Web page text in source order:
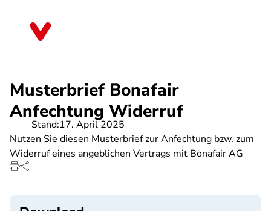
Musterbrief Bonafair
Anfechtung Widerruf
Stand:17. April 2025
Nutzen Sie diesen Musterbrief zur Anfechtung bzw. zum
Widerruf eines angeblichen Vertrags mit Bonafair AG